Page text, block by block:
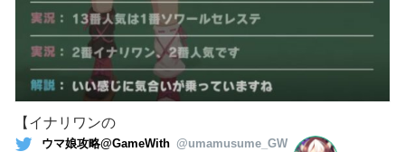
【イナリワンの
ウマ娘攻略@GameWith @umamusume_GW